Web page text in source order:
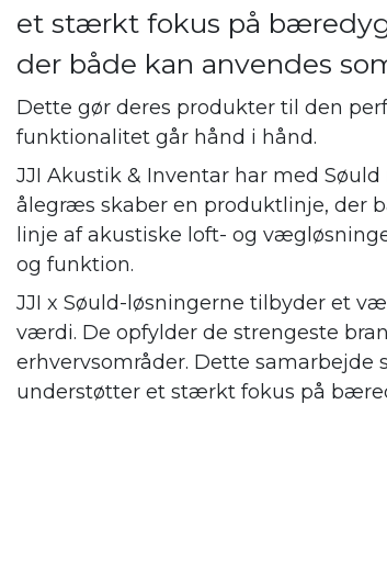
et stærkt fokus på
der både kan anvendes
Dette gør deres produkter til den
funktionalitet går hånd i hånd.
JJI Akustik & Inventar har med
ålegræs skaber en produktlinje, der
linje af akustiske loft- og
og funktion.
JJI x Søuld-løsningerne tilbyder et
værdi. De opfylder de strengeste
erhvervsområder. Dette
understøtter et stærkt fokus på